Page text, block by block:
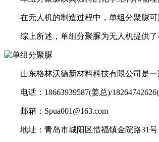
在无人机的制造过程中，单组分聚脲可
综上所述，单组分聚脲为无人机提供了
山东格林沃德新材料科技有限公司是一
电话：18663939587(姜总)/
邮箱：Spua001@163.com
地址：青岛市城阳区惜福镇金院路31号